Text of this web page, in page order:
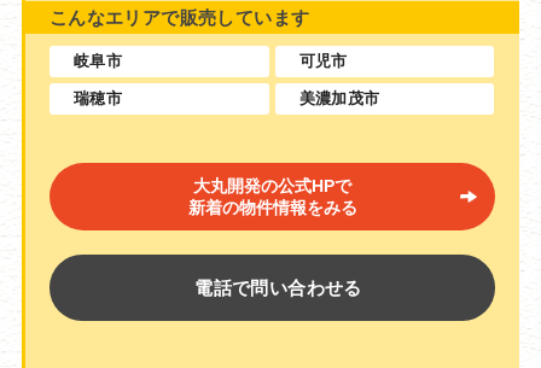
こんなエリアで販売しています
岐阜市 可児市
瑞穂市 美濃加茂市
大丸開発の公式HPで
新着の物件情報をみる
電話で問い合わせる